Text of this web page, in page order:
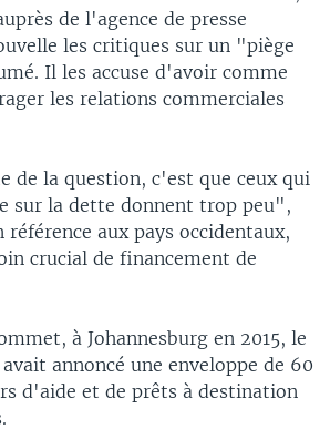
de l'agence de presse
les critiques sur un "piège
Il les accuse d'avoir comme
les relations commerciales
de la question, c'est que ceux qui
sur la dette donnent trop peu",
aux pays occidentaux,
crucial de financement de
à Johannesburg en 2015, le
annoncé une enveloppe de 60
d'aide et de prêts à destination